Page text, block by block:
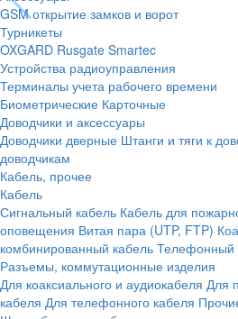
GSM открытие замков и ворот
Турникеты
OXGARD Rusgate Smartec
Устройства радиоуправления
Терминалы учета рабочего времени
Биометрические Карточные
Доводчики и аксессуары
Доводчики дверные Штанги и тяги к
доводчикам
Кабель, прочее
Кабель
Сигнальный кабель Кабель для
оповещения Витая пара (UTP, FTP)
комбинированный кабель Телефонный
Разъемы, коммутационные изделия
Для коаксиального и аудиокабеля Для
кабеля Для телефонного кабеля